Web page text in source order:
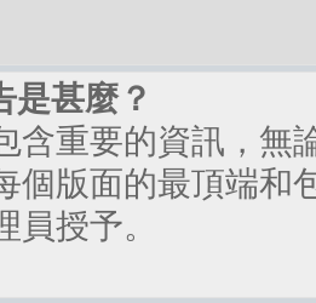
是甚麼？
含重要的資訊，無
個版面的最頂端和
員授予。